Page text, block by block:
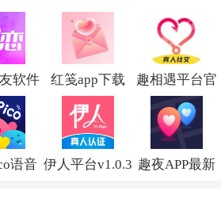
软件 红笺app下载
v1.2.6
趣相遇平台官
方版v1.0.4
语音 伊人平台v1.0.3 趣夜APP最新